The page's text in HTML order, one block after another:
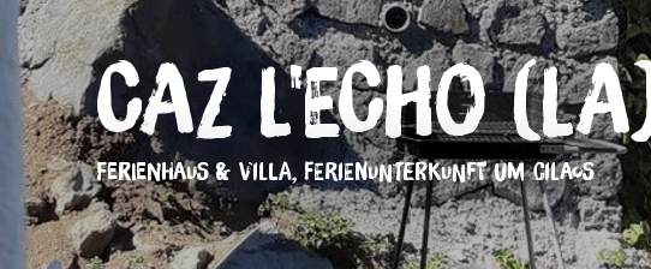
Caz l'Echo
FERIENHAUS & VILLA, FERIENUNTERKUNFT UM CILAOS